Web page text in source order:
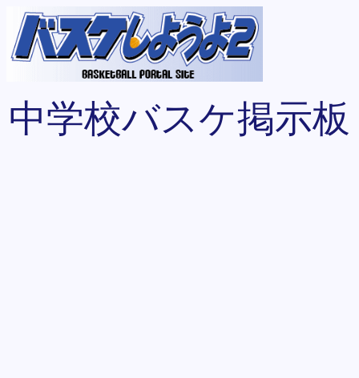
中学校バスケ掲示板